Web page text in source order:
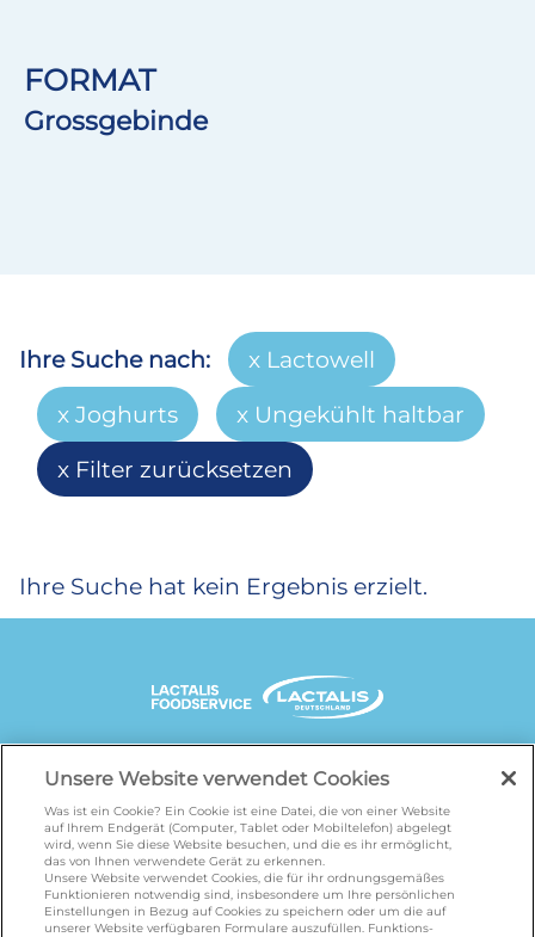
FORMAT
Grossgebinde
Ihre Suche nach:
Lactowell
Joghurts
Ungekühlt haltbar
Filter zurücksetzen
Ihre Suche hat kein Ergebnis erzielt.
UNSERE MARKENSEITEN
galbani.de/leerdammer.de/president.de
salakis.de/frankenland.com/
omiramilch.de/minusl.de
Unsere Website verwendet Cookies
Was ist ein Cookie? Ein Cookie ist eine Datei, die von einer Website
auf Ihrem Endgerät (Computer, Tablet oder Mobiltelefon) abgelegt
wird, wenn Sie diese Website besuchen, und die es ihr ermöglicht,
das von Ihnen verwendete Gerät zu erkennen.
Unsere Website verwendet Cookies, die für ihr ordnungsgemäßes
Funktionieren notwendig sind, insbesondere um Ihre persönlichen
Einstellungen in Bezug auf Cookies zu speichern oder um die auf
unserer Website verfügbaren Formulare auszufüllen. Funktions-